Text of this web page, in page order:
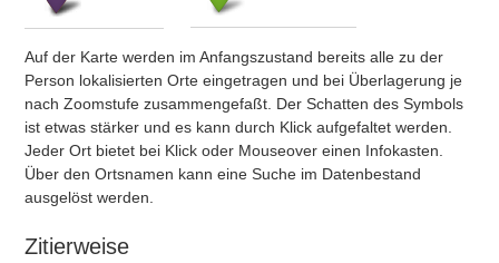
Auf der Karte werden im Anfangszustand bereits alle zu der
Person lokalisierten Orte eingetragen und bei Überlagerung je
nach Zoomstufe zusammengefaßt. Der Schatten des Symbols
ist etwas stärker und es kann durch Klick aufgefaltet werden.
Jeder Ort bietet bei Klick oder Mouseover einen Infokasten.
Über den Ortsnamen kann eine Suche im Datenbestand
ausgelöst werden.
Zitierweise